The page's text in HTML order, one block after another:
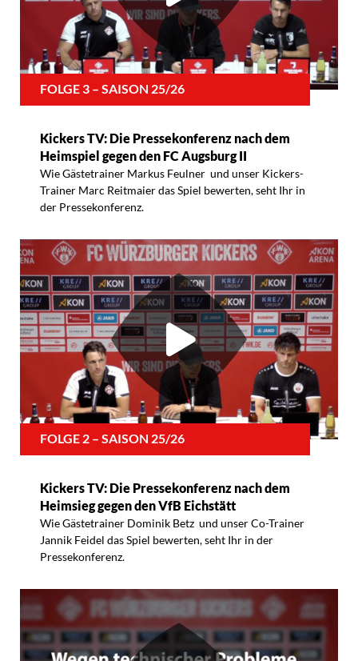
FOLGE 3 – SAISON 25/26
Kickers TV: Die Pressekonferenz nach dem
Heimspiel gegen den FC Augsburg II
Wie Gästetrainer Markus Feulner und unser Kickers-
Trainer Marc Reitmaier das Spiel bewerten, seht Ihr in
der Pressekonferenz.
FOLGE 2 – SAISON 25/26
Kickers TV: Die Pressekonferenz nach dem
Heimsieg gegen den VfB Eichstätt
Wie Gästetrainer Dominik Betz und unser Co-Trainer
Jannik Feidel das Spiel bewerten, seht Ihr in der
Pressekonferenz.